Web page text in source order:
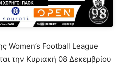
Women’s Football League
την Κυριακή 08 Δεκεμβρίου